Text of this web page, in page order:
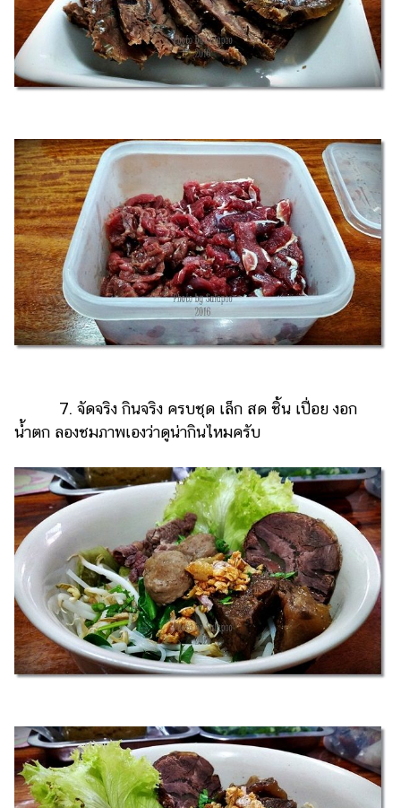
7. จัดจริง กินจริง ครบชุด เล็ก สด ชิ้น เปื่อย งอก
น้ำตก ลองชมภาพเองว่าดูน่ากินไหมครับ